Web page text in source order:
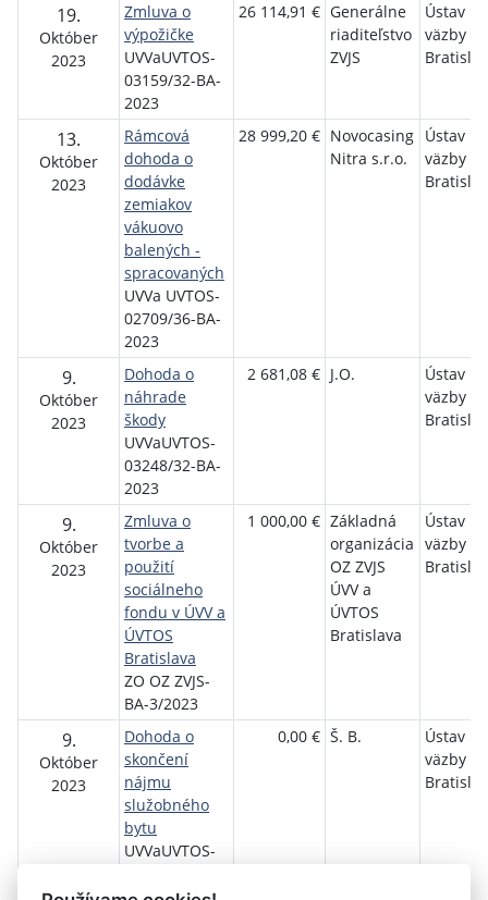
19.
Október
2023
Zmluva o
výpožičke
UVVaUVTOS-
03159/32-BA-
2023
26 114,91 € Generálne
riaditeľstvo
ZVJS
Ústav
väzby v
13.
Október
2023
Rámcová
dohoda o
dodávke
zemiakov
vákuovo
balených -
spracovaných
UVVa UVTOS-
02709/36-BA-
2023
28 999,20 € Novocasing
Nitra s.r.o.
Ústav
väzby v
9.
Október
2023
Dohoda o
náhrade
škody
UVVaUVTOS-
03248/32-BA-
2023
2 681,08 € J.O.
Ústav
väzby v
9.
Október
2023
Zmluva o
tvorbe a
použití
sociálneho
fondu v ÚVV a
ÚVTOS
Bratislava
ZO OZ ZVJS-
BA-3/2023
1 000,00 € Základná
organizácia
OZ ZVJS
ÚVV a
ÚVTOS
Bratislava
Ústav
väzby v
9.
Október
2023
Dohoda o
skončení
nájmu
služobného
bytu
UVVaUVTOS-
0,00 € Š. B.
Ústav
väzby v